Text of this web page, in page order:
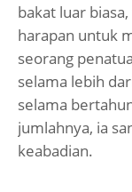
bakat luar
harapan untuk
seorang
selama lebih
selama
jumlahnya, ia
keabadian.